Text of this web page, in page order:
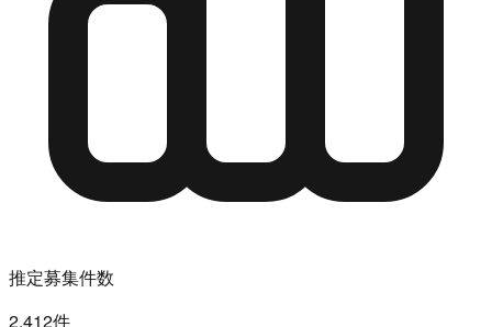
推定募集件数
2,412件